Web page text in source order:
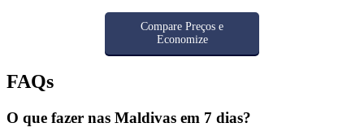
Compare Preços e
Economize
FAQs
O que fazer nas Maldivas em 7 dias?